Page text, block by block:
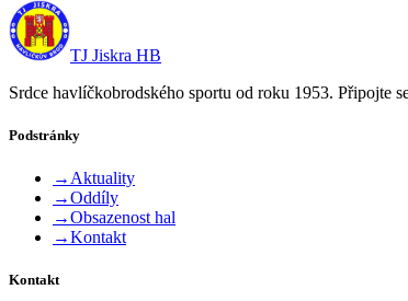
TJ Jiskra HB
Srdce havlíčkobrodského sportu od roku 1953. Připojte
Podstránky
→ Aktuality
→Oddíly
→Obsazenost hal
→Kontakt
Kontakt